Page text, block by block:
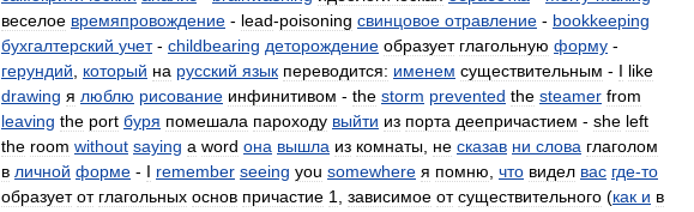
веселое времяпровождение - lead-poisoning свинцовое отравление - bookkeeping
бухгалтерский учет- childbearing деторождение образует глагольную форму -
герундий
который на русский язык переводится: именем существительным - I like
drawing я люблю рисование инфинитивом - the storm prevented the steamer from
leaving the port буря помешала пароходу выйти из порта деепричастием - she left
the room without saying a word она вышла из комнаты не сказав ни слова глаголом
в личной форме - I remember seeing you somewhere я помню что видел вас где-то
образует от глагольных основ причастие 1 зависимое от существительного (как и в